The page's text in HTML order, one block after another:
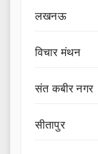
लखनऊ
विचार मंथन
संत कबीर नगर
सीतापुर